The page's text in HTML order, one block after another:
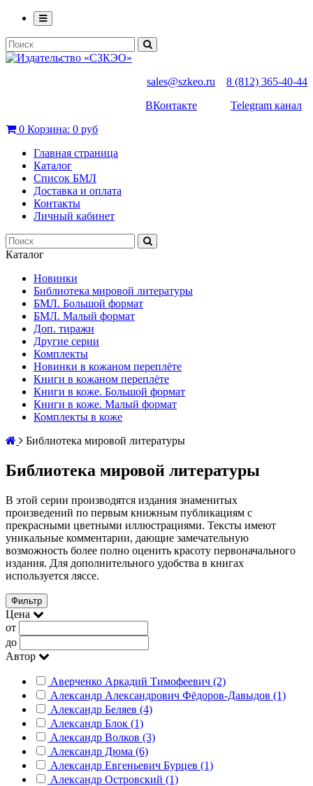
sales@szkeo.ru
8 (812) 365-40-44
ВКонтакте
Telegram канал
0 Корзина: 0 руб
Главная страница
Каталог
Список БМЛ
Доставка и оплата
Контакты
Личный кабинет
Каталог
Новинки
Библиотека мировой литературы
БМЛ. Большой формат
БМЛ. Малый формат
Доп. тиражи
Другие серии
Комплекты
Новинки в кожаном переплёте
Книги в кожаном переплёте
Книги в коже. Большой формат
Книги в коже. Малый формат
Комплекты в коже
Библиотека мировой литературы
Библиотека мировой литературы
В этой серии производятся издания знаменитых
произведений по первым книжным публикациям с
прекрасными цветными иллюстрациями. Тексты имеют
уникальные комментарии, дающие замечательную
возможность более полно оценить красоту первоначального
издания. Для дополнительного удобства в книгах
используется ляссе.
Фильтр
Цена
от
до
Автор
Аверченко Аркадий Тимофеевич (2)
Александр Александрович Фёдоров-Давыдов (1)
Александр Беляев (4)
Александр Блок (1)
Александр Волков (3)
Александр Дюма (6)
Александр Евгеньевич Бурцев (1)
Александр Островский (1)